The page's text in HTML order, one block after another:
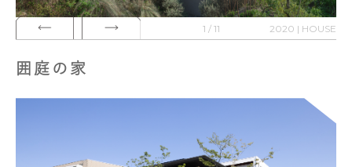
1 / 11 2020 | HOUSE
囲庭の家